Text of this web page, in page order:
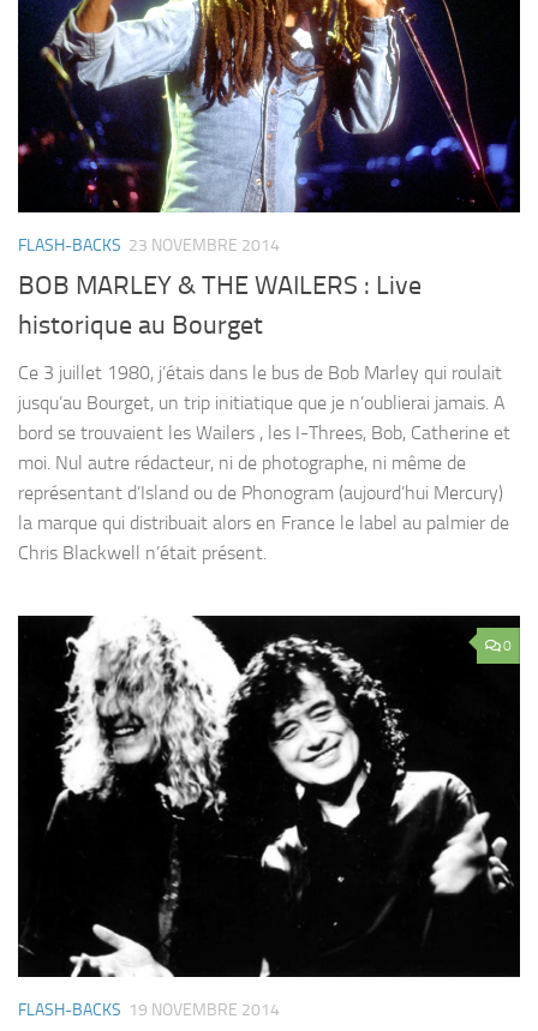
FLASH-BACKS 23 NOVEMBRE 2014
BOB MARLEY & THE WAILERS : Live
historique au Bourget
Ce 3 juillet 1980, j’étais dans le bus de Bob Marley qui roulait
jusqu’au Bourget, un trip initiatique que je n’oublierai jamais. A
bord se trouvaient les Wailers , les I-Threes, Bob, Catherine et
moi. Nul autre rédacteur, ni de photographe, ni même de
représentant d’Island ou de Phonogram (aujourd’hui Mercury)
la marque qui distribuait alors en France le label au palmier de
Chris Blackwell n’était présent.
0
FLASH-BACKS 19 NOVEMBRE 2014